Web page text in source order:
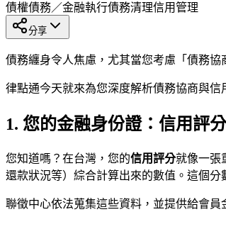
債權債務／金融執行債務清理信用管理
分享
債務纏身令人焦慮，尤其當您考慮「債務
律點通今天就來為您深度解析債務協商與
1. 您的金融身份證：信用評
您知道嗎？在台灣，您的信用評分就像一張
還款狀況等）綜合計算出來的數值。這個
聯徵中心依法蒐集這些資料，並提供給會